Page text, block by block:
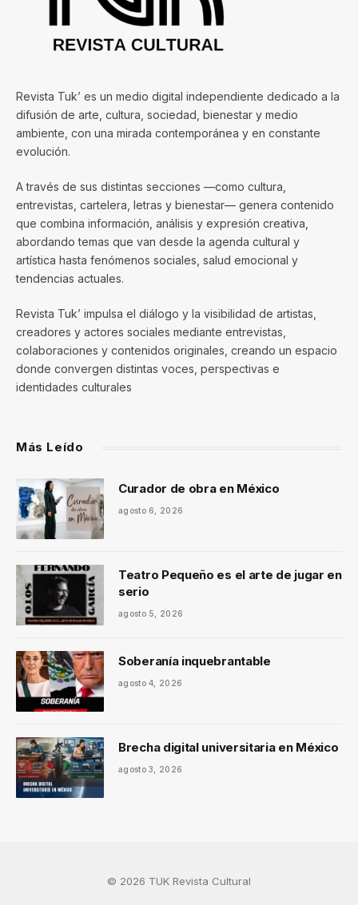
Revista Tuk’ es un medio digital independiente dedicado a la
difusión de arte, cultura, sociedad, bienestar y medio
ambiente, con una mirada contemporánea y en constante
evolución.
A través de sus distintas secciones —como cultura,
entrevistas, cartelera, letras y bienestar— genera contenido
que combina información, análisis y expresión creativa,
abordando temas que van desde la agenda cultural y
artística hasta fenómenos sociales, salud emocional y
tendencias actuales.
Revista Tuk’ impulsa el diálogo y la visibilidad de artistas,
creadores y actores sociales mediante entrevistas,
colaboraciones y contenidos originales, creando un espacio
donde convergen distintas voces, perspectivas e
identidades culturales
Más Leído
Curador de obra en México
agosto 6, 2026
Teatro Pequeño es el arte de jugar en
serio
agosto 5, 2026
Soberanía inquebrantable
agosto 4, 2026
Brecha digital universitaria en México
agosto 3, 2026
© 2026 TUK Revista Cultural